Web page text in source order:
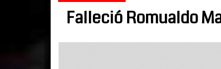
Falleció Romualdo